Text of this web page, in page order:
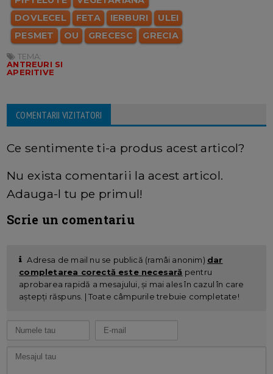
DOVLECEL
FETA IERBURI
ULEI
PESMET
OU GRECESC GRECIA
TEMA:
ANTREURI SI
APERITIVE
COMENTARII VIZITATORI
Ce sentimente ti-a produs acest articol?
Nu exista comentarii la acest articol.
Adauga-l tu pe primul!
Scrie un comentariu
Adresa de mail nu se publică (ramâi anonim) dar
completarea corectă este necesară pentru
aprobarea rapidă a mesajului, și mai ales în cazul în care
aștepți răspuns. | Toate câmpurile trebuie completate!